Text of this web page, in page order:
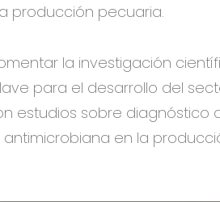
producción pecuaria.
la investigación
para el desarrollo del
estudios sobre diagnóstico
en la